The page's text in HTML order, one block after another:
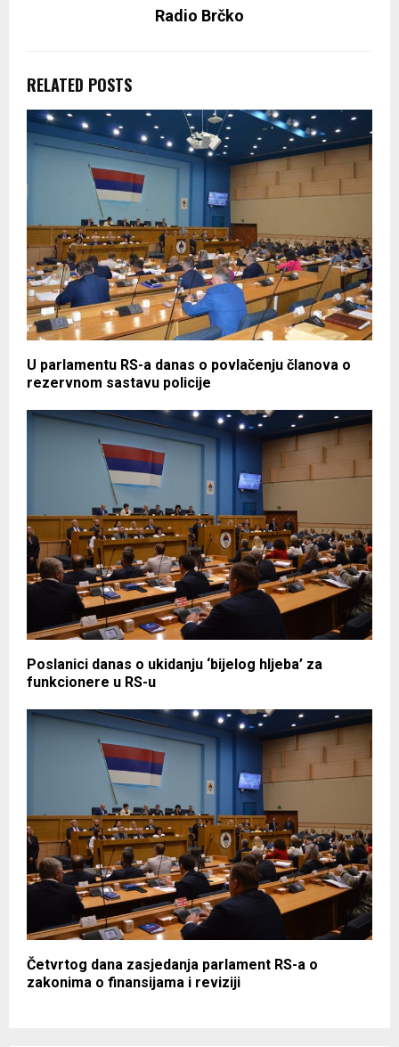
Radio Brčko
RELATED POSTS
U parlamentu RS-a danas o povlačenju članova o
rezervnom sastavu policije
Poslanici danas o ukidanju ‘bijelog hljeba’ za
funkcionere u RS-u
Četvrtog dana zasjedanja parlament RS-a o
zakonima o finansijama i reviziji